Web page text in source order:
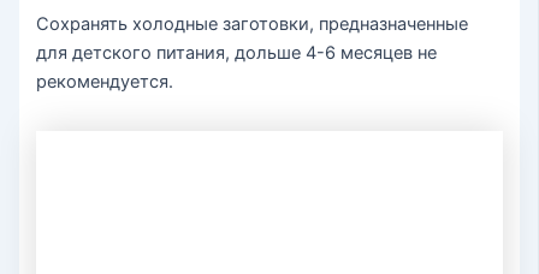
Сохранять холодные заготовки, предназначенные
для детского питания, дольше 4-6 месяцев не
рекомендуется.